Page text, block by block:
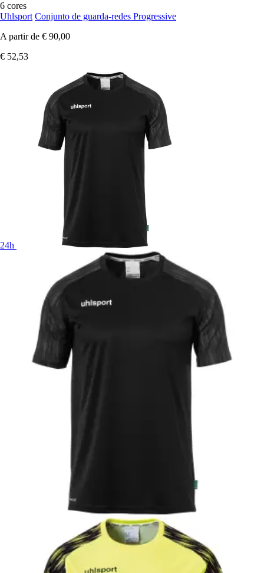
6 cores
Uhlsport Conjunto de guarda-redes Progressive
A partir de € 90,00
€ 52,53
24h